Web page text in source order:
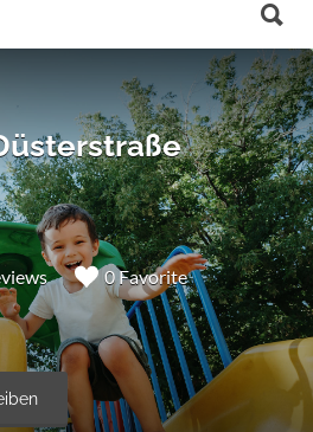
0 Favorite